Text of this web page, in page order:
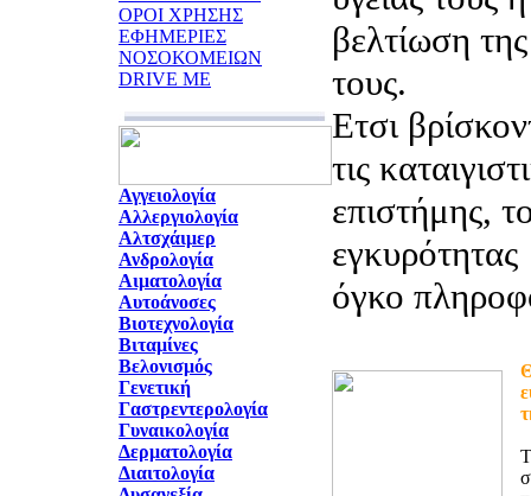
ΟΡΟΙ ΧΡΗΣΗΣ
ΕΦΗΜΕΡΙΕΣ
ΝΟΣΟΚΟΜΕΙΩΝ
DRIVE ME
Αγγειολογία
Αλλεργιολογία
Αλτσχάιμερ
Ανδρολογία
Αιματολογία
Αυτοάνοσες
Βιοτεχνολογία
Βιταμίνες
Βελονισμός
Γενετική
Γαστρεντερολογία
Γυναικολογία
Δερματολογία
Διαιτολογία
βελτίωση
τους.
Ετσι
τις
επιστήμης,
όγκο